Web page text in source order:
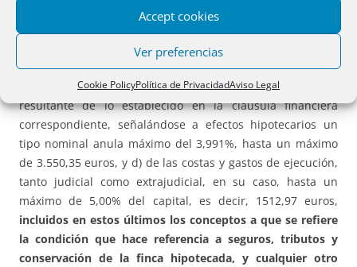
Accept cookies
Ver preferencias
Cookie PolicyPolítica de PrivacidadAviso Legal
forma: a) por razón del principal ampliado, 30.259,49
euros; b) de sus intereses ordinarios de doce meses al tipo
nominal pactado, señalándose a efectos hipotecarios un
tipo máximo del 0,911%, hasta un máximo de 275,66 euros;
c) de los intereses moratorios de tres años al tipo nominal
resultante de lo establecido en la cláusula financiera
correspondiente, señalándose a efectos hipotecarios un
tipo nominal anula máximo del 3,991%, hasta un máximo
de 3.550,35 euros, y d) de las costas y gastos de ejecución,
tanto judicial como extrajudicial, en su caso, hasta un
máximo de 5,00% del capital, es decir, 1512,97 euros,
incluidos en estos últimos los conceptos a que se refiere
la condición que hace referencia a seguros, tributos y
conservación de la finca hipotecada, y cualquier otro